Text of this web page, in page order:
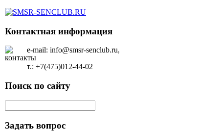
Контактная информация
e-mail: info@smsr-senclub.ru,
т.: +7(475)012-44-02
Поиск по сайту
Задать вопрос